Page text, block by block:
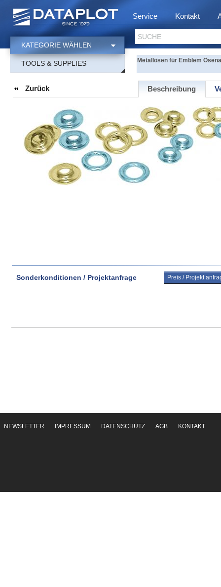
Service Kontakt
SUCHE
KATEGORIE WÄHLEN
TOOLS & SUPPLIES Metallösen für Emblem
Zurück Beschreibung
Sonderkonditionen / Projektanfrage Preis / Projekt
NEWSLETTER IMPRESSUM DATENSCHUTZ AGB KONTAKT